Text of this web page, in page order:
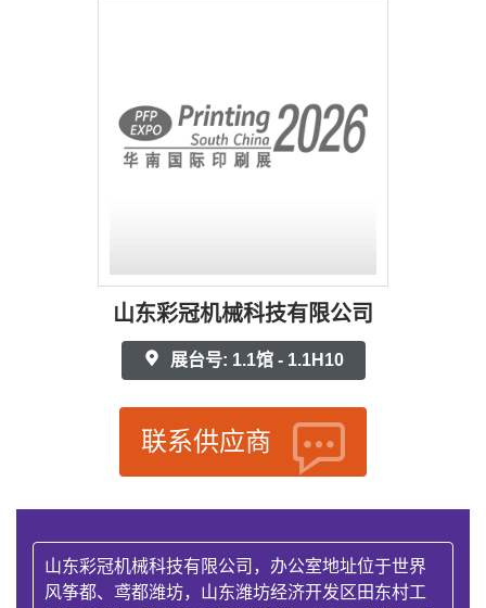
山东彩冠机械科技有限公司
展台号: 1.1馆 - 1.1H10
联系供应商
山东彩冠机械科技有限公司，办公室地址位于世界
风筝都、鸢都潍坊，山东潍坊经济开发区田东村工